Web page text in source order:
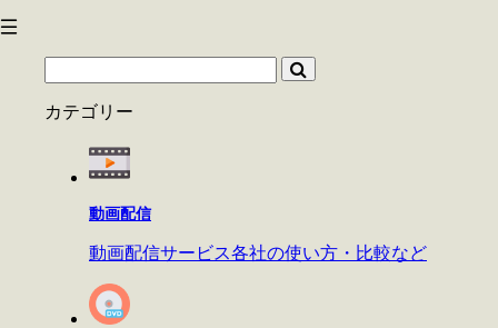
カテゴリー
動画配信
動画配信サービス各社の使い方・比較など